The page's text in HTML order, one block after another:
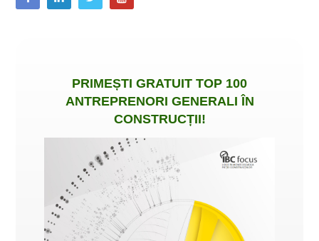
PRIMEȘTI GRATUIT TOP 100
ANTREPRENORI GENERALI ÎN
CONSTRUCȚII!